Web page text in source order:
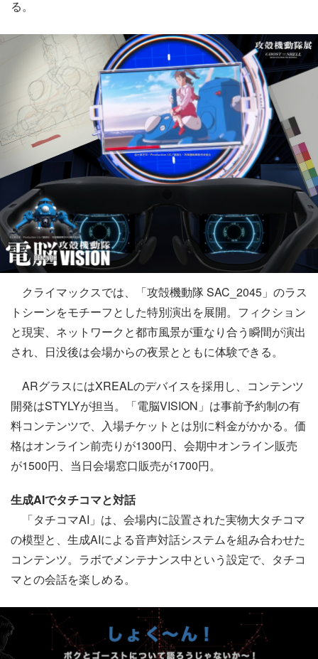
る。
クライマックスでは、「攻殻機動隊 SAC_2045」のラス
トシーンをモチーフとした特別演出を展開。フィクション
と現実、ネットワークと都市風景が重なり合う瞬間が演出
され、日没後は会場からの夜景とともに体験できる。
ARグラスにはXREALのデバイスを採用し、コンテンツ
開発はSTYLYが担当。「電脳VISION」は事前予約制の有
料コンテンツで、入場チケットとは別に料金がかかる。価
格はオンライン前売りが1300円、会期中オンライン販売
が1500円、当日会場窓口販売が1700円。
生成AIでタチコマと対話
「タチコマAI」は、会場内に設置された実物大タチコマ
の模型と、生成AIによる音声対話システムを組み合わせた
コンテンツ。ラボでメンテナンス中という設定で、タチコ
マとの会話を楽しめる。